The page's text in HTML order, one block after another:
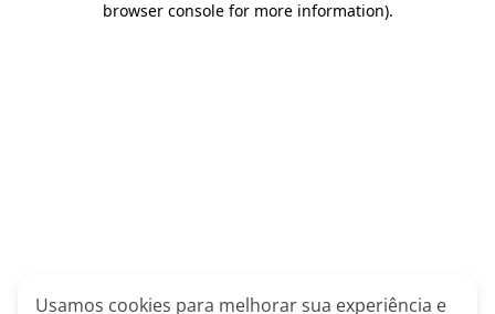
browser console for more information).
Usamos cookies para melhorar sua experiência e